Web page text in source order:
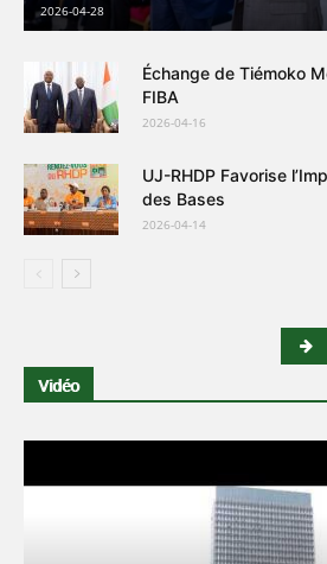
2026-04-28
Échange de Tiémoko
FIBA
2026-04-16
UJ-RHDP Favorise
des Bases
2026-04-14
Vidéo